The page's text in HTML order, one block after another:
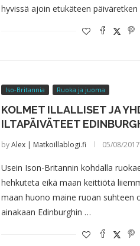
hyvissä ajoin etukäteen
Iso-Britannia Ruoka ja juoma
KOLMET ILLALLISET JA
ILTAPÄIVÄTEET
byAlex | Matkoillablogi.fi 05/08/2017
Usein Ison-Britannin kohdalla
hehkuteta eikä maan keittiötä
maan huono maine ruoan suhteen
ainakaan Edinburghin …